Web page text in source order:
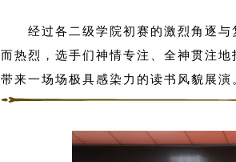
经过各二级学院初赛的激烈角逐
而热烈，选手们神情专注、全神贯注
带来一场场极具感染力的读书风貌展演